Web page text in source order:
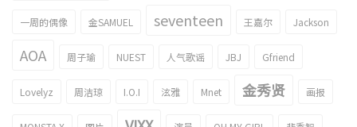
一周的偶像 金SAMUEL seventeen 王嘉尔 Jackson
AOA 周子瑜 NUEST 人气歌谣 JBJ Gfriend
Lovelyz 周洁琼 I.O.I 泫雅 Mnet 金秀贤 画报